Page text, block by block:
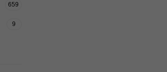
659
9